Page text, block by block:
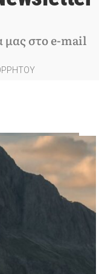
μας στο e-mail